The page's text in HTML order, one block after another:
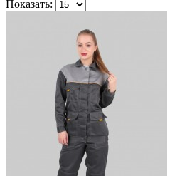
Показать: